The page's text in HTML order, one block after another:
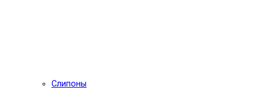
Слипоны